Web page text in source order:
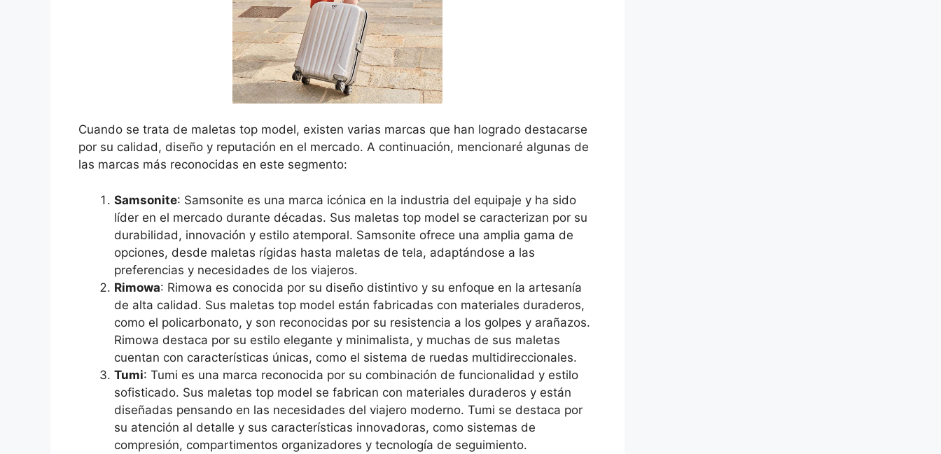
Cuando se trata de maletas top model, existen varias marcas que han logrado destacarse
por su calidad, diseño y reputación en el mercado. A continuación, mencionaré algunas de
las marcas más reconocidas en este segmento:
Samsonite: Samsonite es una marca icónica en la industria del equipaje y ha sido
líder en el mercado durante décadas. Sus maletas top model se caracterizan por su
durabilidad, innovación y estilo atemporal. Samsonite ofrece una amplia gama de
opciones, desde maletas rígidas hasta maletas de tela, adaptándose a las
preferencias y necesidades de los viajeros.
Rimowa: Rimowa es conocida por su diseño distintivo y su enfoque en la artesanía
de alta calidad. Sus maletas top model están fabricadas con materiales duraderos,
como el policarbonato, y son reconocidas por su resistencia a los golpes y arañazos.
Rimowa destaca por su estilo elegante y minimalista, y muchas de sus maletas
cuentan con características únicas, como el sistema de ruedas multidireccionales.
Tumi: Tumi es una marca reconocida por su combinación de funcionalidad y estilo
sofisticado. Sus maletas top model se fabrican con materiales duraderos y están
diseñadas pensando en las necesidades del viajero moderno. Tumi se destaca por
su atención al detalle y sus características innovadoras, como sistemas de
compresión, compartimentos organizadores y tecnología de seguimiento.